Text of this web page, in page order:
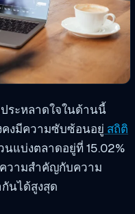
ระหลาดใจในด้านนี้
คงมีความซับซ้อนอยู่ สถิติ
นแบ่งตลาดอยู่ที่ 15.02%
วามสำคัญกับความ
นได้สูงสุด